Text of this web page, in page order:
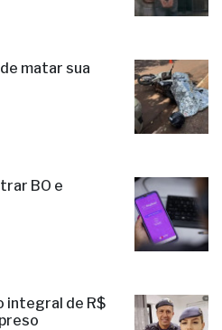
matar sua
BO e
integral de R$